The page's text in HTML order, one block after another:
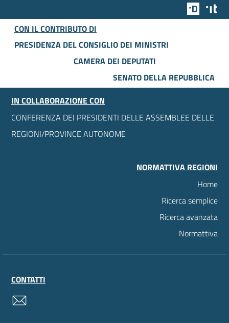
Team
CON IL CONTRIBUTO DI
PRESIDENZA DEL CONSIGLIO DEI MINISTRI
CAMERA DEI DEPUTATI
SENATO DELLA REPUBBLICA
IN COLLABORAZIONE CON
CONFERENZA DEI PRESIDENTI DELLE ASSEMBLEE DELLE
REGIONI/PROVINCE AUTONOME
NORMATTIVA REGIONI
Home
Ricerca semplice
Ricerca avanzata
Normattiva
CONTATTI